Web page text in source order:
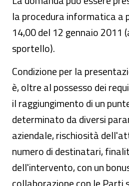
la procedura informatica a
14,00 del 12 gennaio 2011
sportello).
Condizione per la
è, oltre al possesso dei
il raggiungimento di un
determinato da diversi
aziendale, rischiosità
numero di destinatari,
dell'intervento, con un